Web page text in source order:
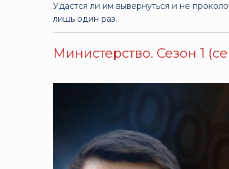
Удастся ли им вывернуться и не
лишь один раз.
Министерство. Сезон 1